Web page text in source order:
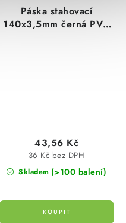
Páska stahovací
140x3,5mm černá PVC
Skladem (>100 balení)
36 Kč bez DPH
43,56 Kč